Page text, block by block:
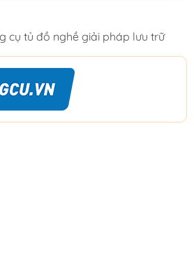
cụ tủ đồ nghề giải pháp lưu trữ